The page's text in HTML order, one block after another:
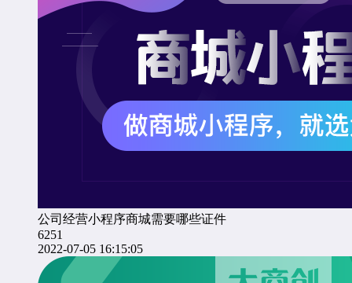
公司经营小程序商城需要哪些证件
6251
2022-07-05 16:15:05